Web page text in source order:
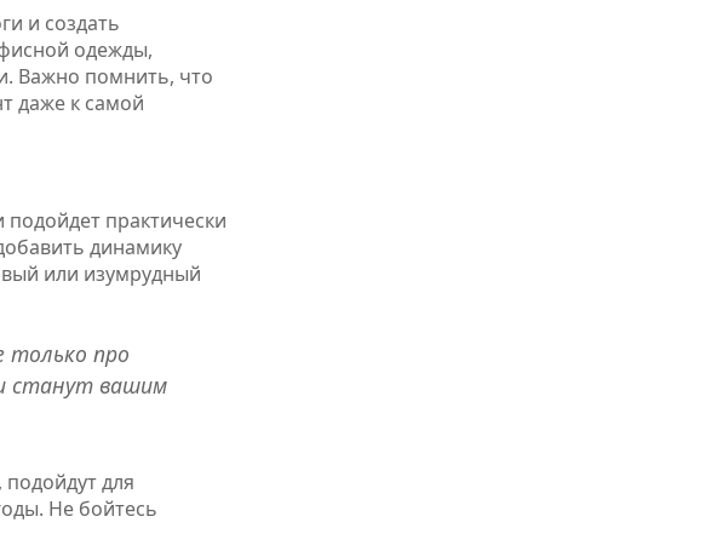
и создать
одежды,
Важно помнить, что
даже к самой
практически
динамику
или изумрудный
про
станут вашим
для
Не бойтесь